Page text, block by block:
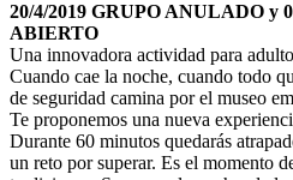
20/4/2019 GRUPO ANULADO y
ABIERTO
Una innovadora actividad para
Cuando cae la noche, cuando todo
de seguridad camina por el museo
Te proponemos una nueva
Durante 60 minutos quedarás
un reto por superar. Es el momento